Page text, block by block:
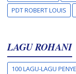
PDT ROBERT LOUIS
LAGU ROHANI
100 LAGU-LAGU